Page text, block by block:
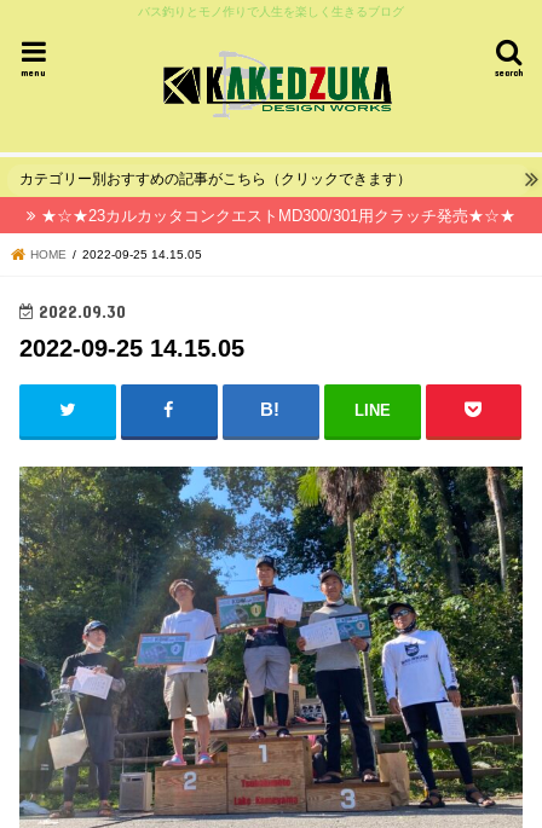
バス釣りとモノ作りで人生を楽しく生きるブログ
search
menu
カテゴリー別おすすめの記事がこちら（クリックできます）
★☆★23カルカッタコンクエストMD300/301用クラッチ発売★☆★
HOME 2022-09-25 14.15.05
2022.09.30
2022-09-25 14.15.05
LINE